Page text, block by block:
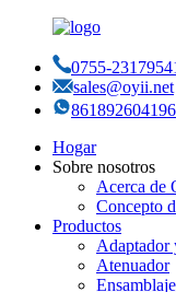
0755-
sales@oyii.net
Hogar
Sobre nosotros
Acerca de
Concepto
Productos
Adaptador
Atenuador